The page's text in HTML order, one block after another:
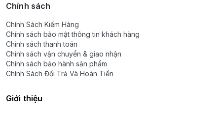
Chính sách
Chính Sách Kiểm Hàng
Chính sách bảo mật thông tin khách hàng
Chính sách thanh toán
Chính sách vận chuyển & giao nhận
Chính sách bảo hành sản phẩm
Chính Sách Đổi Trả Và Hoàn Tiền
Giới thiệu